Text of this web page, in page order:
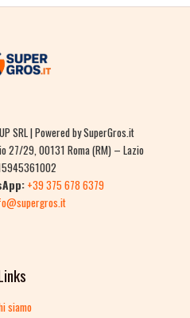
SRL | Powered by SuperGros.it
27/29, 00131 Roma (RM) – Lazio
+39 375 678 6379
siamo